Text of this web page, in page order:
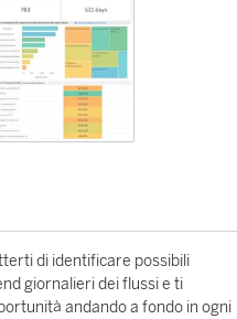
di identificare possibili
giornalieri dei flussi e ti
andando a fondo in ogni